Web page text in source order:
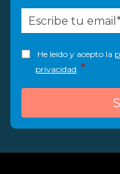
He leído y acepto la
privacidad. *